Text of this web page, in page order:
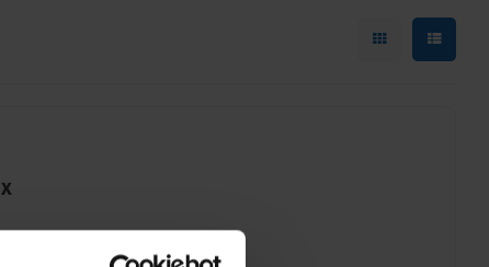
- Easy identification